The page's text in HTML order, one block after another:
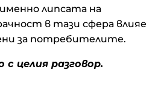
липсата на
в тази сфера влияе
за потребителите.
целия разговор.